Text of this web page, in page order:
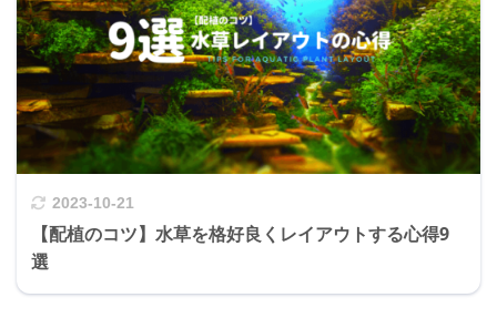
2023-10-21
【配植のコツ】水草を格好良くレイアウトする心得9
選